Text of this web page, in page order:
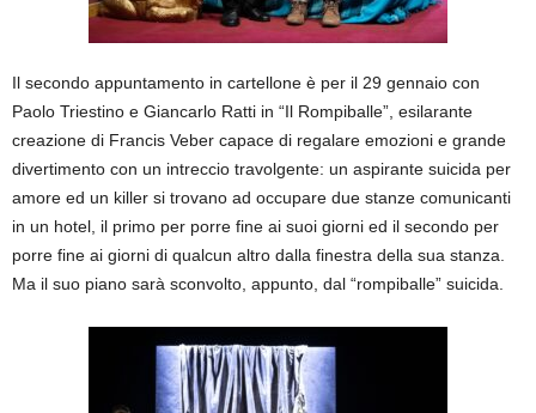
Il secondo appuntamento in cartellone è per il 29 gennaio con
Paolo Triestino e Giancarlo Ratti in “Il Rompiballe”, esilarante
creazione di Francis Veber capace di regalare emozioni e grande
divertimento con un intreccio travolgente: un aspirante suicida per
amore ed un killer si trovano ad occupare due stanze comunicanti
in un hotel, il primo per porre fine ai suoi giorni ed il secondo per
porre fine ai giorni di qualcun altro dalla finestra della sua stanza.
Ma il suo piano sarà sconvolto, appunto, dal “rompiballe” suicida.